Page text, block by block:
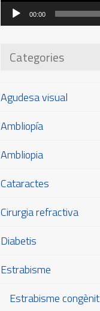
00:00
Categories
Agudesa visual
Ambliopía
Ambliopia
Cataractes
Cirurgia refractiva
Diabetis
Estrabisme
Estrabisme congènit